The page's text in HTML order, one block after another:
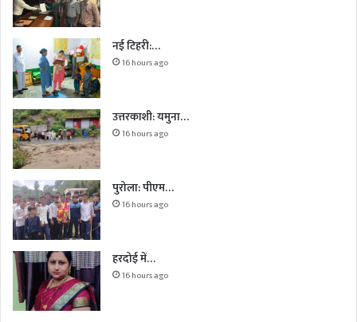
नई टिहरी:…
16 hours ago
उत्तरकाशी: यमुना…
16 hours ago
पुरोला: पीएम…
16 hours ago
हरदोई में…
16 hours ago